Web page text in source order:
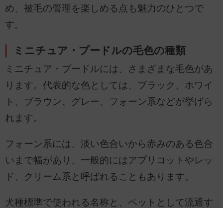
め、被毛の管理を楽しめる点も魅力のひとつで
す。
ミニチュア・プードルの毛色の種類
ミニチュア・プードルには、さまざまな毛色があ
ります。代表的な色としては、ブラック、ホワイ
ト、ブラウン、グレー、フォーン系などが挙げら
れます。
フォーン系には、淡い色合いから赤みのある色合
いまで幅があり、一般的にはアプリコットやレッ
ド、クリーム系と呼ばれることもあります。
犬種標準で使われる名称と、ペットとして流通す